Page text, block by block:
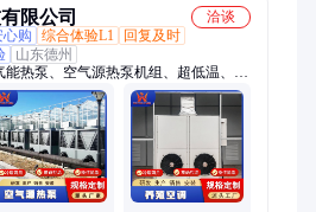
限公司
洽谈
心购 综合体验L1
回复及时
山东德州
能热泵、空气源热泵机组、超低温、风
、直膨机、恒温恒湿空调机组